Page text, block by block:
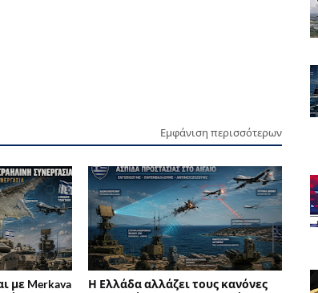
Εμφάνιση περισσότερων
με Merkava
Η Ελλάδα αλλάζει τους κανόνες